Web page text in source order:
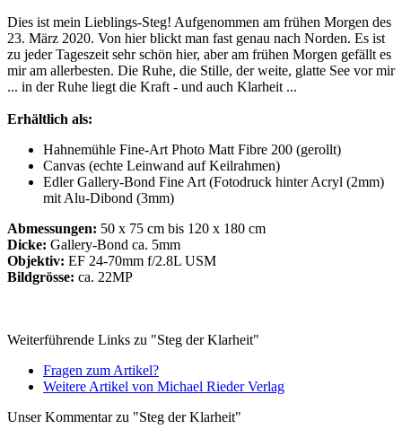
Dies ist mein Lieblings-Steg! Aufgenommen am frühen Morgen des
23. März 2020. Von hier blickt man fast genau nach Norden. Es ist
zu jeder Tageszeit sehr schön hier, aber am frühen Morgen gefällt es
mir am allerbesten. Die Ruhe, die Stille, der weite, glatte See vor mir
... in der Ruhe liegt die Kraft - und auch Klarheit ...
Erhältlich als:
Hahnemühle Fine-Art Photo Matt Fibre 200 (gerollt)
Canvas (echte Leinwand auf Keilrahmen)
Edler Gallery-Bond Fine Art (Fotodruck hinter Acryl (2mm)
mit Alu-Dibond (3mm)
Abmessungen: 50 x 75 cm bis 120 x 180 cm
Dicke: Gallery-Bond ca. 5mm
Objektiv: EF 24-70mm f/2.8L USM
Bildgrösse: ca. 22MP
Weiterführende Links zu "Steg der Klarheit"
Fragen zum Artikel?
Weitere Artikel von Michael Rieder Verlag
Unser Kommentar zu "Steg der Klarheit"